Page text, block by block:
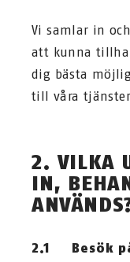
Vi samlar in
att kunna
dig bästa
till våra
2. VILKA
IN,
2.1 Besök